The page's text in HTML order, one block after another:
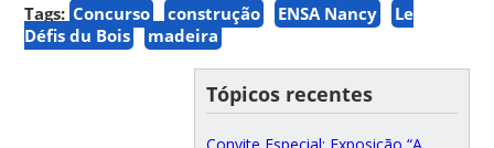
Tags: Concurso construção ENSA Nancy
Le
Défis du Bois
madeira
Tópicos recentes